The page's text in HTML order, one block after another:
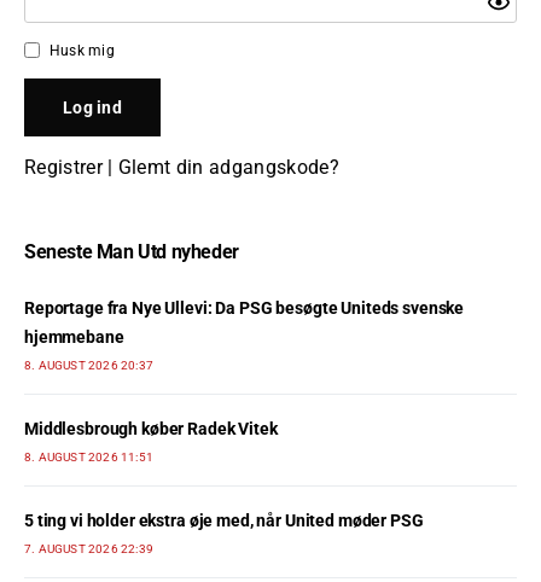
Husk mig
Registrer| Glemt din adgangskode?
Seneste Man Utd nyheder
Reportage fra Nye Ullevi: Da PSG besøgte Uniteds svenske
hjemmebane
8. AUGUST 2026 20:37
Middlesbrough køber Radek Vitek
8. AUGUST 2026 11:51
5 ting vi holder ekstra øje med, når United møder PSG
7. AUGUST 2026 22:39